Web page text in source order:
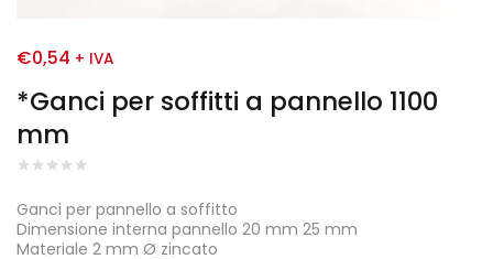
*Ganci per soffitti a pannello 1100
mm
€0,54 + IVA
Ganci per pannello a soffitto
Dimensione interna pannello 20 mm 25 mm
Materiale 2 mm Ø zincato